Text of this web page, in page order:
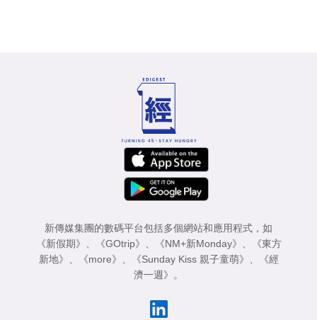
新傳媒集團的數碼平台包括多個網站和應用程式，如
《新假期》
《GOtrip》 《NM+新Monday》
《東方
新地》
《more》 《Sunday Kiss 親子童萌》
《經
濟一週》
。